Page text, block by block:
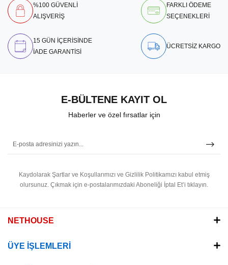
%100 GÜVENLİ
ALIŞVERİŞ
FARKLI ÖDEME
SEÇENEKLERİ
15 GÜN İÇERİSİNDE
İADE GARANTİSİ
ÜCRETSİZ KARGO
E-BÜLTENE KAYIT OL
Haberler ve özel fırsatlar için
Kaydolarak Şartlar ve Koşullarımızı ve Gizlilik Politikamızı kabul etmiş
olursunuz. Çıkmak için e-postalarımızdaki Aboneliği İptal Et’i tıklayın.
NETHOUSE
ÜYE İŞLEMLERİ